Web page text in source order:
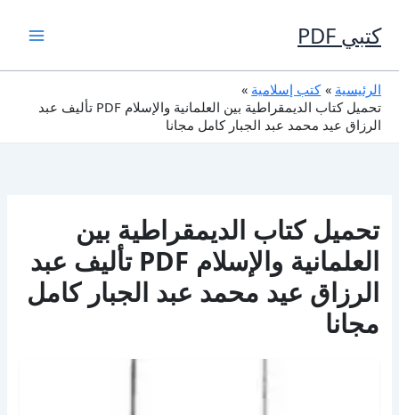
إلى
المحتوى
كتبي PDF
الرئيسية
كتب إسلامية
تحميل كتاب الديمقراطية بين العلمانية والإسلام PDF تأليف عبد
الرزاق عيد محمد عبد الجبار كامل مجانا
تحميل كتاب الديمقراطية بين
العلمانية والإسلام PDF تأليف عبد
الرزاق عيد محمد عبد الجبار كامل
مجانا